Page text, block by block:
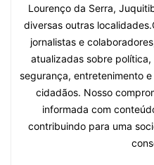
Lourenço da Serra,
diversas outras
jornalistas e
atualizadas sobre
segurança, entretenimento
cidadãos. Nosso
informada com
contribuindo para uma